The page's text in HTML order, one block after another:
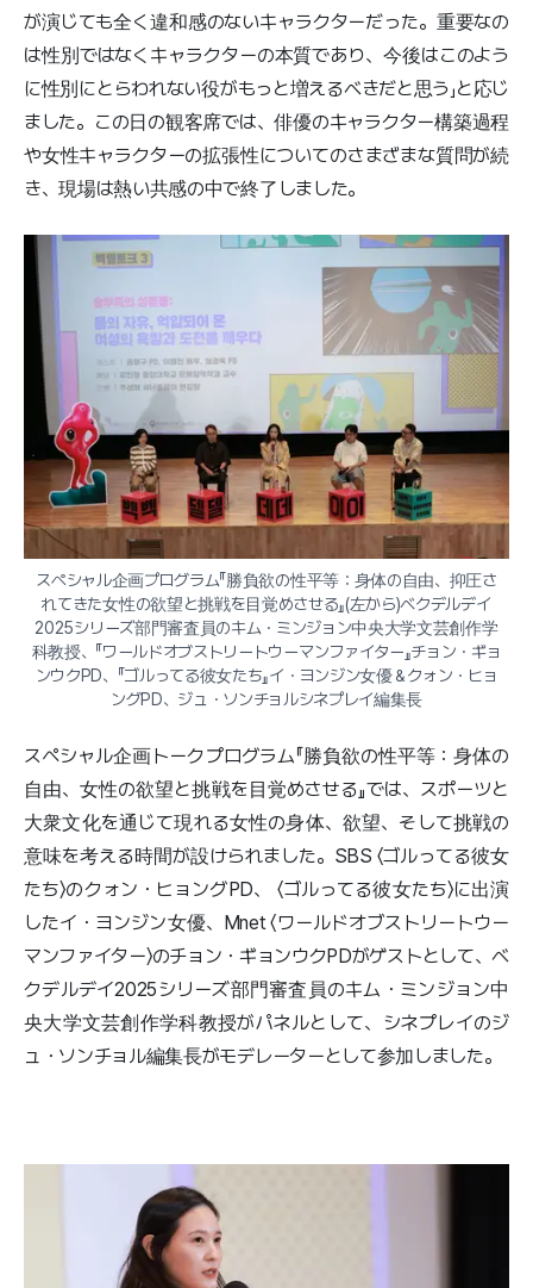
が演じても全く違和感のないキャラクターだった。重要なの
は性別ではなくキャラクターの本質であり、今後はこのよう
に性別にとらわれない役がもっと増えるべきだと思う」と応じ
ました。この日の観客席では、俳優のキャラクター構築過程
や女性キャラクターの拡張性についてのさまざまな質問が続
き、現場は熱い共感の中で終了しました。
スペシャル企画プログラム『勝負欲の性平等：身体の自由、抑圧さ
れてきた女性の欲望と挑戦を目覚めさせる』(左から)ベクデルデイ
2025シリーズ部門審査員のキム・ミンジョン中央大学文芸創作学
科教授、『ワールドオブストリートウーマンファイター』チョン・ギョ
ンウクPD、『ゴルってる彼女たち』イ・ヨンジン女優＆クォン・ヒョ
ングPD、ジュ・ソンチョルシネプレイ編集長
スペシャル企画トークプログラム『勝負欲の性平等：身体の
自由、女性の欲望と挑戦を目覚めさせる』では、スポーツと
大衆文化を通じて現れる女性の身体、欲望、そして挑戦の
意味を考える時間が設けられました。SBS 〈ゴルってる彼女
たち〉のクォン・ヒョングPD、 〈ゴルってる彼女たち〉に出演
したイ・ヨンジン女優、Mnet 〈ワールドオブストリートウー
マンファイター〉のチョン・ギョンウクPDがゲストとして、ベ
クデルデイ2025シリーズ部門審査員のキム・ミンジョン中
央大学文芸創作学科教授がパネルとして、シネプレイのジ
ュ・ソンチョル編集長がモデレーターとして参加しました。